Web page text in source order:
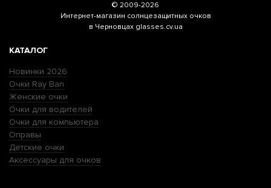
© 2009-2026
Интернет-магазин солнцезащитных очков
в Черновцах glasses.cv.ua
КАТАЛОГ
Новинки 2026
Очки Ray Ban
Женские очки
Очки для водителей
Очки для компьютера
Оправы
Детские очки
Аксессуары для очков